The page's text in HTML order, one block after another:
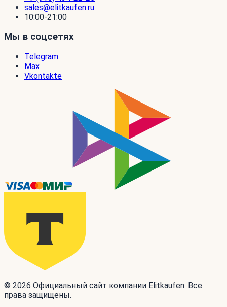
sales@elitkaufen.ru
10:00-21:00
Мы в соцсетях
Telegram
Max
Vkontakte
© 2026 Официальный сайт компании Elitkaufen. Все
права защищены.